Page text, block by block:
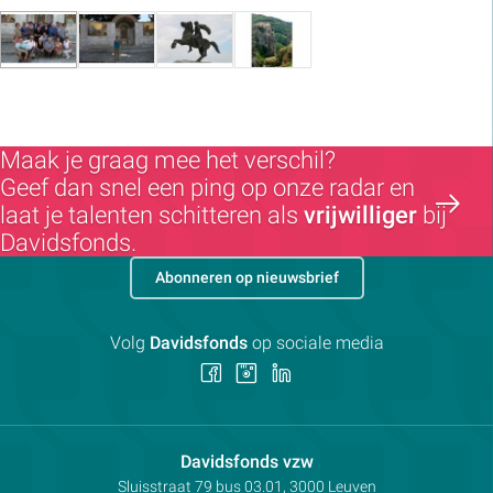
Maak je graag mee het verschil?
Geef dan snel een ping op onze radar en
laat je talenten schitteren als vrijwilliger bij
Davidsfonds.
Davidsfonds vzwContactpersoon:
Adres:
Sluisstraat 79 bus 03.01, 3000 Leuven
Abonneren op nieuwsbrief
Volg Davidsfondsop sociale media
Volg Volg